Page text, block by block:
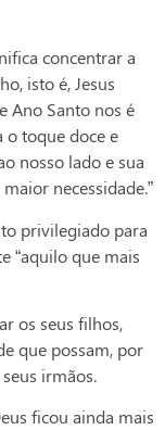
concentrar a
isto é, Jesus
Ano Santo nos é
o toque doce e
nosso lado e sua
necessidade.”
privilegiado para
“aquilo que mais
os seus filhos,
que possam, por
irmãos.
ficou ainda mais